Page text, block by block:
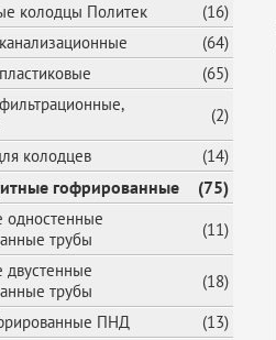
колодцы Политек
(16)
(64)
(65)
(2)
колодцев
(14)
гофрированные (75)
одностенные
трубы
(11)
трубы
(18)
ПНД
(13)